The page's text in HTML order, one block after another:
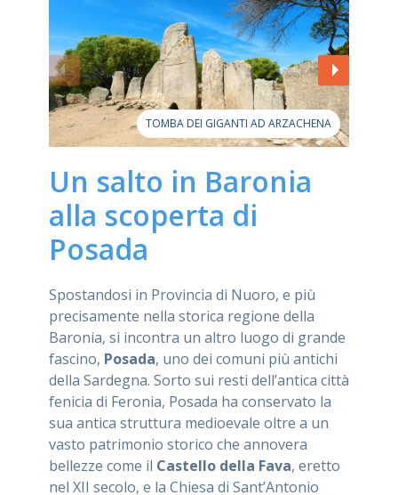
TOMBA DEI GIGANTI AD ARZACHENA
Un salto in Baronia
alla scoperta di
Posada
Spostandosi in Provincia di Nuoro, e più
precisamente nella storica regione della
Baronia, si incontra un altro luogo di grande
fascino, Posada, uno dei comuni più antichi
della Sardegna. Sorto sui resti dell’antica città
fenicia di Feronia, Posada ha conservato la
sua antica struttura medioevale oltre a un
vasto patrimonio storico che annovera
bellezze come il Castello della Fava, eretto
nel XII secolo, e la Chiesa di Sant’Antonio